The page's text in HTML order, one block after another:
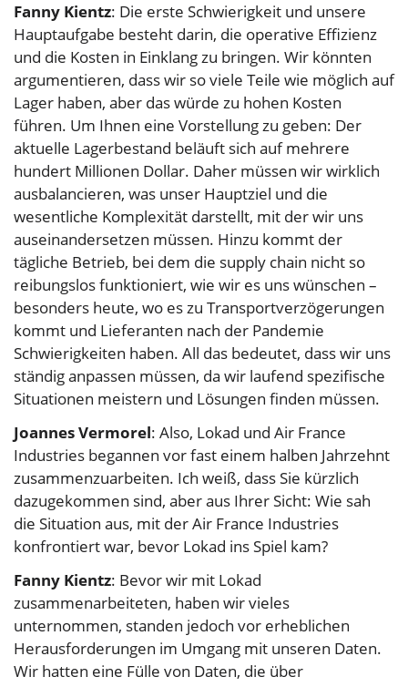
Fanny Kientz: Die erste Schwierigkeit und unsere
Hauptaufgabe besteht darin, die operative Effizienz
und die Kosten in Einklang zu bringen. Wir könnten
argumentieren, dass wir so viele Teile wie möglich auf
Lager haben, aber das würde zu hohen Kosten
führen. Um Ihnen eine Vorstellung zu geben: Der
aktuelle Lagerbestand beläuft sich auf mehrere
hundert Millionen Dollar. Daher müssen wir wirklich
ausbalancieren, was unser Hauptziel und die
wesentliche Komplexität darstellt, mit der wir uns
auseinandersetzen müssen. Hinzu kommt der
tägliche Betrieb, bei dem die supply chain nicht so
reibungslos funktioniert, wie wir es uns wünschen –
besonders heute, wo es zu Transportverzögerungen
kommt und Lieferanten nach der Pandemie
Schwierigkeiten haben. All das bedeutet, dass wir uns
ständig anpassen müssen, da wir laufend spezifische
Situationen meistern und Lösungen finden müssen.
Joannes Vermorel: Also, Lokad und Air France
Industries begannen vor fast einem halben Jahrzehnt
zusammenzuarbeiten. Ich weiß, dass Sie kürzlich
dazugekommen sind, aber aus Ihrer Sicht: Wie sah
die Situation aus, mit der Air France Industries
konfrontiert war, bevor Lokad ins Spiel kam?
Fanny Kientz: Bevor wir mit Lokad
zusammenarbeiteten, haben wir vieles
unternommen, standen jedoch vor erheblichen
Herausforderungen im Umgang mit unseren Daten.
Wir hatten eine Fülle von Daten, die über